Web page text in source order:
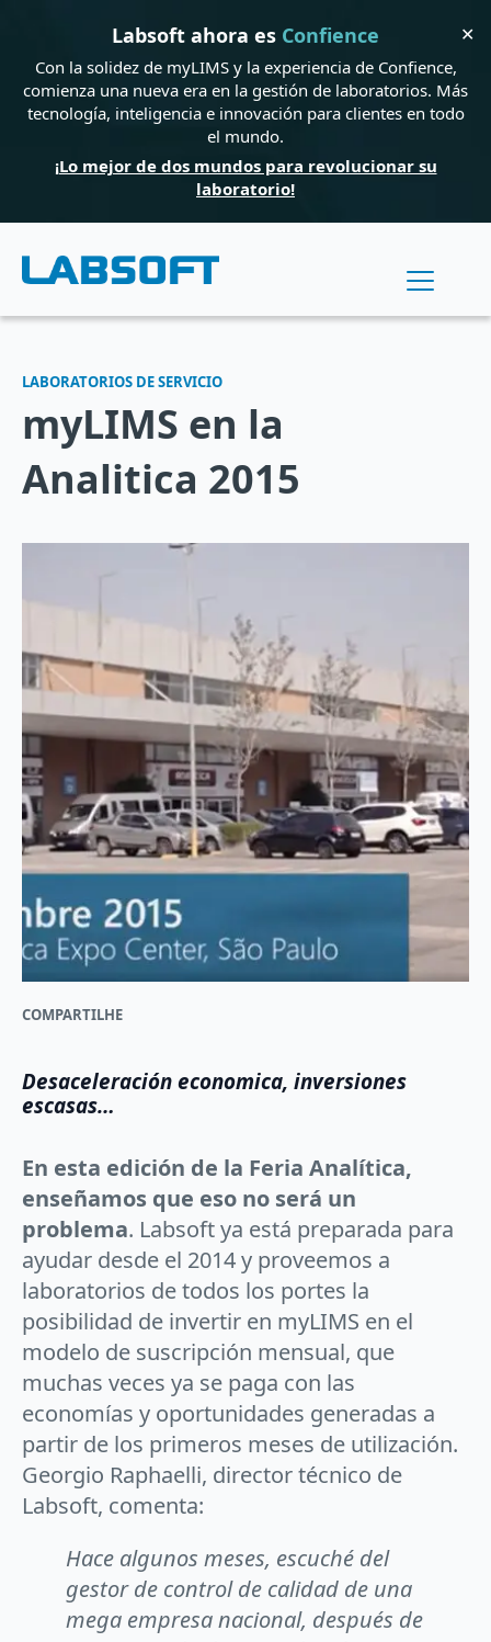
Labsoft ahora es Confience
Con la solidez de myLIMS y la experiencia de Confience,
comienza una nueva era en la gestión de laboratorios. Más
tecnología, inteligencia e innovación para clientes en todo
el mundo.
¡Lo mejor de dos mundos para revolucionar su
laboratorio!
✕
LABORATORIOS DE SERVICIO
myLIMS en la
Analitica 2015
COMPARTILHE
Desaceleración economica, inversiones
escasas…
En esta edición de la Feria Analítica,
enseñamos que eso no será un
problema. Labsoft ya está preparada para
ayudar desde el 2014 y proveemos a
laboratorios de todos los portes la
posibilidad de invertir en myLIMS en el
modelo de suscripción mensual, que
muchas veces ya se paga con las
economías y oportunidades generadas a
partir de los primeros meses de utilización.
Georgio Raphaelli, director técnico de
Labsoft, comenta:
Hace algunos meses, escuché del
gestor de control de calidad de una
mega empresa nacional, después de